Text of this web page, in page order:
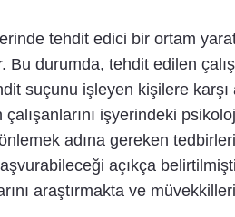
tehdit edici bir ortam
durumda, tehdit edilen
suçunu işleyen kişilere karşı
işyerindeki
adına gereken
açıkça
araştırmakta ve